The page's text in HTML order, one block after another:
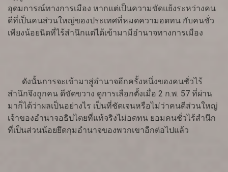
อุดมการณ์ทางการเมือง หากแต่เป็นความขัดแย้งระหว่างคน
ดีที่เป็นคนส่วนใหญ่ของประเทศที่หมดความอดทน กับคนชั่ว
เพียงน้อยนิดที่ไร้สำนึกแต่ได้เข้ามามีอำนาจทางการเมือง
ดังนั้นการจะเข้ามาสู่อำนาจอีกครั้งหนึ่งของคนชั่วไร้
สำนึกจึงถูกคน ดีขัดขวาง ดูการเลือกตั้งเมื่อ 2 ก.พ. 57 ที่ผ่าน
มาก็ได้ว่าผลเป็นอย่างไร เป็นที่ชัดเจนหรือไม่ว่าคนดีส่วนใหญ่
เจ้าของอำนาจอธิปไตยที่แท้จริงไม่อดทน ยอมคนชั่วไร้สำนึก
ที่เป็นส่วนน้อยยึดกุมอำนาจของพวกเขาอีกต่อไปแล้ว